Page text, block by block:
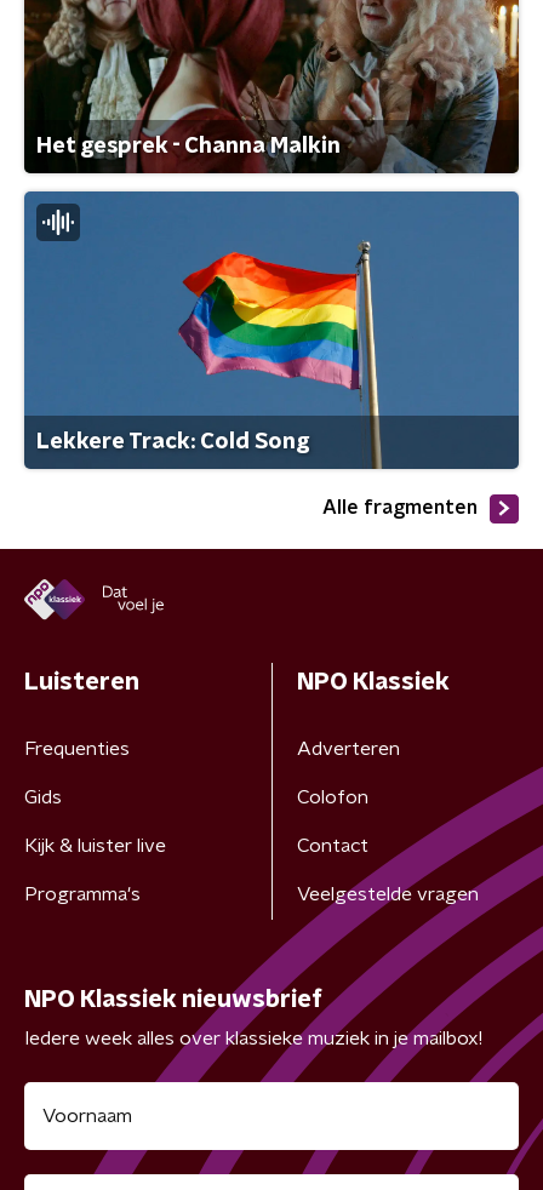
Het gesprek - Channa Malkin
Lekkere Track: Cold Song
Alle fragmenten
Luisteren
Frequenties
Gids
Kijk & luister live
Programma's
NPO Klassiek
Adverteren
Colofon
Contact
Veelgestelde vragen
NPO Klassiek nieuwsbrief
Iedere week alles over klassieke muziek in je mailbox!